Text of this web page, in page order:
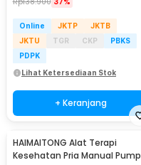
Online JKTP
JKTB
JKTU
TGR CKP
PBKS
PDPK
Lihat Ketersediaan Stok
+ Keranjang
HAIMAITONG Alat Terapi
Kesehatan Pria Manual Pump